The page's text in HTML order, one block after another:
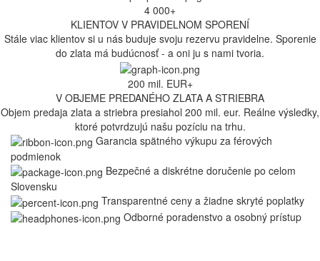
4 000+
KLIENTOV V PRAVIDELNOM SPORENÍ
Stále viac klientov si u nás buduje svoju rezervu pravidelne. Sporenie
do zlata má budúcnosť - a oni ju s nami tvoria.
200 mil. EUR+
V OBJEME PREDANÉHO ZLATA A STRIEBRA
Objem predaja zlata a striebra presiahol 200 mil. eur. Reálne výsledky,
ktoré potvrdzujú našu pozíciu na trhu.
Garancia spätného výkupu za férových
podmienok
Bezpečné a diskrétne doručenie po celom
Slovensku
Transparentné ceny a žiadne skryté poplatky
Odborné poradenstvo a osobný prístup